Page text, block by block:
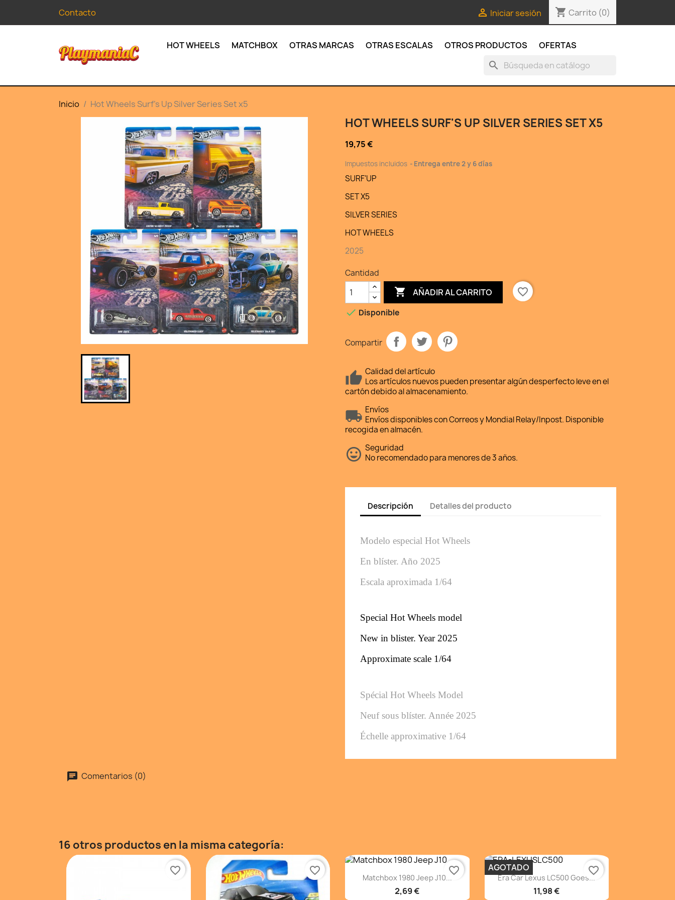
Contacto  Iniciar sesión shopping_cart Carrito (0)
HOT WHEELS MATCHBOX OTRAS MARCAS OTRAS ESCALAS OTROS PRODUCTOS OFERTAS
search
Inicio Hot Wheels Surf's Up Silver Series Set x5
HOT WHEELS SURF'S UP SILVER SERIES SET X5
19,75 €
Impuestos incluidos Entrega entre 2 y 6 días
SURF'UP
SET X5
SILVER SERIES
HOT WHEELS
2025
Cantidad
 AÑADIR AL CARRITO
favorite_border
 Disponible
Compartir
Calidad del artículo
Los artículos nuevos pueden presentar algún desperfecto leve en el
cartón debido al almacenamiento.
Envíos
Envíos disponibles con Correos y Mondial Relay/Inpost. Disponible
recogida en almacén.
Seguridad
No recomendado para menores de 3 años.
Descripción Detalles del producto
Modelo especial Hot Wheels
En blíster. Año 2025
Escala aproximada 1/64
Special Hot Wheels model
New in blister. Year 2025
Approximate scale 1/64
Spécial Hot Wheels Model
Neuf sous blíster. Année 2025
Échelle approximative 1/64
Comentarios (0)
16 otros productos en la misma categoría:
favorite_border favorite_border Vista rápida
Matchbox 1980 Jeep J10...
2,69 €
favorite_border Vista rápida
Era Car Lexus LC500 Goes...
11,98 €
AGOTADO favorite_border